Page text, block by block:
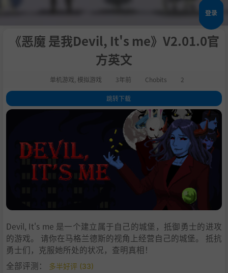
登录
《恶魔 是我Devil, It's me》V2.01.0官
方英文
单机游戏 模拟游戏 3年前 Chobits 2
跳转下载
1.关于这款游戏
支持作者
学习版下载
Devil, It's me 是一个建立属于自己的城堡，抵御勇士的进攻
的游戏。 请你在马格兰德斯的视角上经营自己的城堡。 抵抗
勇士们，克服她所处的状况，查明真相！
全部评测：
多半好评 (33)